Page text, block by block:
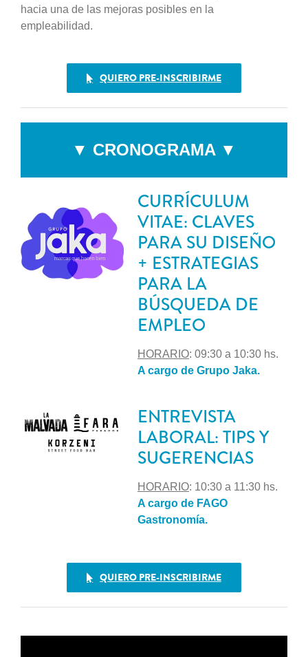
hacia una de las mejoras posibles en la
empleabilidad.
QUIERO PRE-INSCRIBIRME
▼ CRONOGRAMA ▼
CURRÍCULUM
VITAE: CLAVES
PARA SU DISEÑO
+ ESTRATEGIAS
PARA LA
BÚSQUEDA DE
EMPLEO
HORARIO: 09:30 a 10:30 hs.
A cargo de Grupo Jaka.
ENTREVISTA
LABORAL: TIPS Y
SUGERENCIAS
HORARIO: 10:30 a 11:30 hs.
A cargo de FAGO
Gastronomía.
QUIERO PRE-INSCRIBIRME